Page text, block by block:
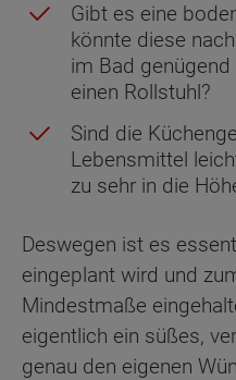
Gibt es eine
könnte diese
im Bad
einen Rollstuhl?
Sind die
Lebensmittel
zu sehr in die
Deswegen ist es
eingeplant wird und
Mindestmaße
eigentlich ein süßes,
genau den eigenen